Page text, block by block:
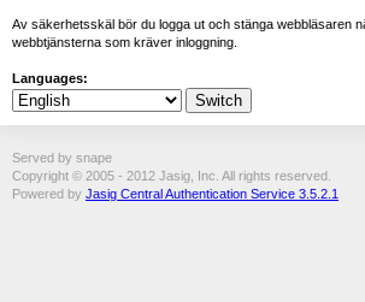
Av säkerhetsskäl bör du logga ut och stänga webbläsaren
webbtjänsterna som kräver inloggning.
Languages:
Served by snape
Copyright © 2005 - 2012 Jasig, Inc. All rights reserved.
Powered by Jasig Central Authentication Service 3.5.2.1